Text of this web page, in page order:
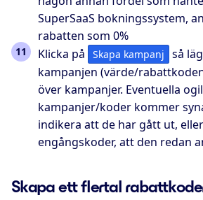
SuperSaaS bokningssystem,
rabatten som 0%
Klicka på
Skapa kampanj
så
kampanjen (värde/
över kampanjer. Eventuella
kampanjer/koder kommer
indikera att de har gått ut,
engångskoder, att den redan
Skapa ett flertal